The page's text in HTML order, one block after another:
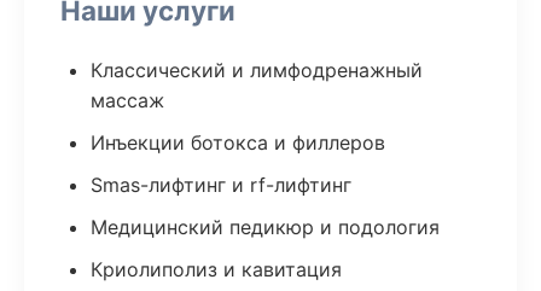
Наши услуги
Классический и лимфодренажный
массаж
Инъекции ботокса и филлеров
Smas-лифтинг и rf-лифтинг
Медицинский педикюр и подология
Криолиполиз и кавитация